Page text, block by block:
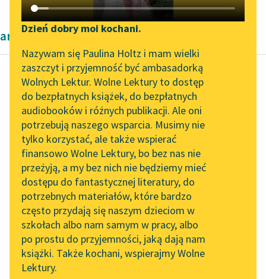
Katalog DAISY
Podkasty o książkach
Zgłoś brak utworu
Aktualności
Zapraszamy na spotkanie
online z tłumaczkami
literatury skandynawskiej
Spotkanie z Katarzyną
Tunkiel w Oslo
Wolne Lektury na 32.
Pol’and’Rock Festivalu
„Kochanek Lady
Chatterley” do słuchania
na Wolnych Lekturach
Nowy audiobook –
„Marzenie o Oriencie”
Narzędzia
Mapa Wolnych Lektur
Leśmianator
Przewodnik dla piszących i
czytających
API
OAI-PMH
Widget Wolnych Lektur
Przypisy
Dzień dobry moi kochani.
Nazywam się Paulina Holtz i mam wielki
zaszczyt i przyjemność być ambasadorką
Wolnych Lektur. Wolne Lektury to dostęp
do bezpłatnych książek, do bezpłatnych
audiobooków i różnych publikacji. Ale oni
potrzebują naszego wsparcia. Musimy nie
tylko korzystać, ale także wspierać
finansowo Wolne Lektury, bo bez nas nie
przeżyją, a my bez nich nie będziemy mieć
dostępu do fantastycznej literatury, do
potrzebnych materiałów, które bardzo
często przydają się naszym dzieciom w
szkołach albo nam samym w pracy, albo
po prostu do przyjemności, jaką dają nam
książki. Także kochani, wspierajmy Wolne
Lektury.
artykuły naukowe Kazimierza Wyki
Kazimierz Wyka
Modernizm polski
Nieskończone i
bezobszarne; wszak to
epitety, które nader
często występują w
duszy i krajobrazie
modernistycznym...
Czytaj więcej